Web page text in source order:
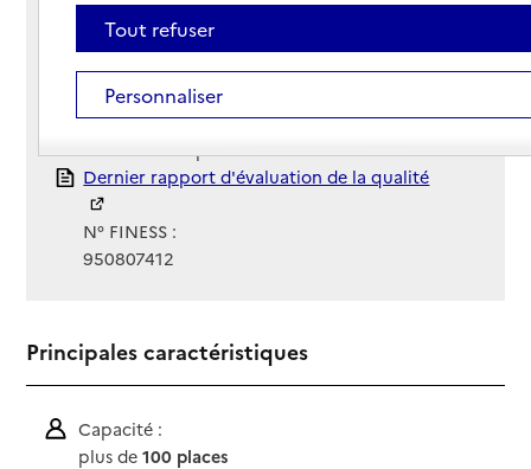
01 34 43 48 80
Contact
Contact
Site Internet
Site internet
Gestionnaire :
SCIC Les Sinoplies
Rapport HAS
Dernier rapport d'évaluation de la qualité
N° FINESS :
950807412
Principales caractéristiques
Capacité :
plus de100 places
Tout refuser
Personnaliser